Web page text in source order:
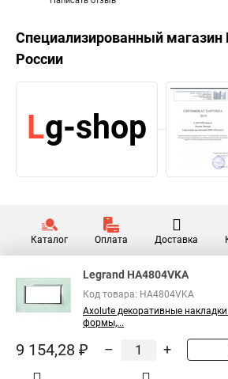
Специализированный магазин
России
Каталог Оплата Доставка
Legrand HA4804VKA
Код товара: HA4804VKA
Axolute декоративные
формы,...
9 154,28 ₽ – +